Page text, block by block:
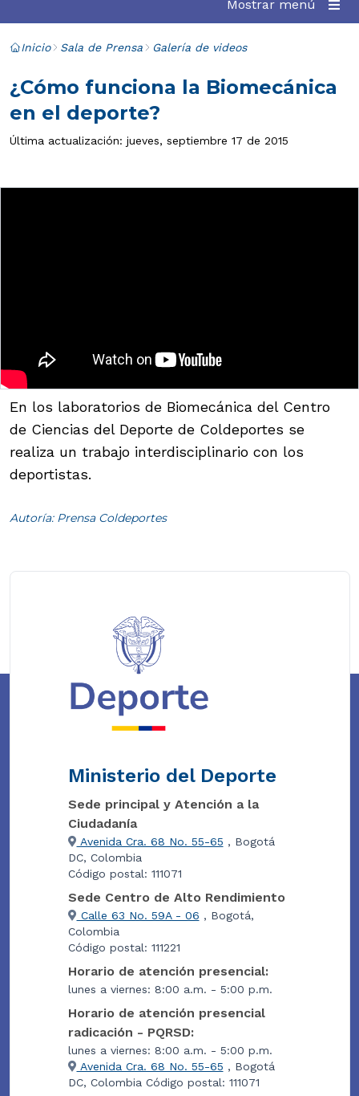
Mostrar menú
Inicio Sala de Prensa Galería de videos
¿Cómo funciona la Biomecánica
en el deporte?
Última actualización: jueves, septiembre 17 de 2015
En los laboratorios de Biomecánica del Centro
de Ciencias del Deporte de Coldeportes se
realiza un trabajo interdisciplinario con los
deportistas.
Autoría: Prensa Coldeportes
Ministerio del Deporte
Sede principal y Atención a la
Ciudadanía
Avenida Cra. 68 No. 55-65 , Bogotá
DC, Colombia
Código postal: 111071
Sede Centro de Alto Rendimiento
Calle 63 No. 59A - 06 , Bogotá,
Colombia
Código postal: 111221
Horario de atención presencial:
lunes a viernes: 8:00 a.m. - 5:00 p.m.
Horario de atención presencial
radicación - PQRSD:
lunes a viernes: 8:00 a.m. - 5:00 p.m.
Avenida Cra. 68 No. 55-65 , Bogotá
DC, Colombia Código postal: 111071